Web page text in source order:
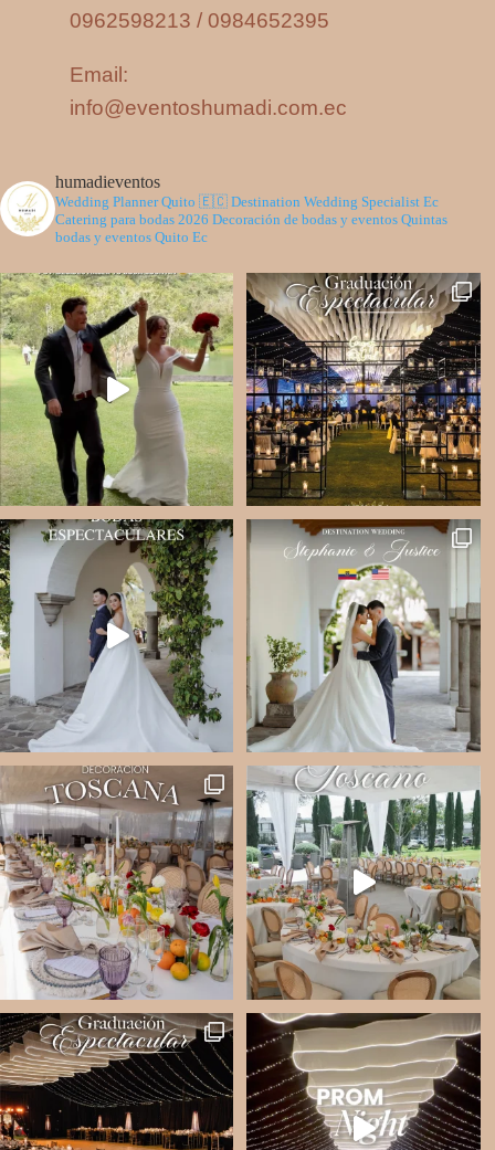
0962598213 / 0984652395
Email:
info@eventoshumadi.com.ec
humadieventos
Wedding Planner Quito 🇪🇨 Destination Wedding Specialist Ec
Catering para bodas 2026 Decoración de bodas y eventos Quintas
bodas y eventos Quito Ec